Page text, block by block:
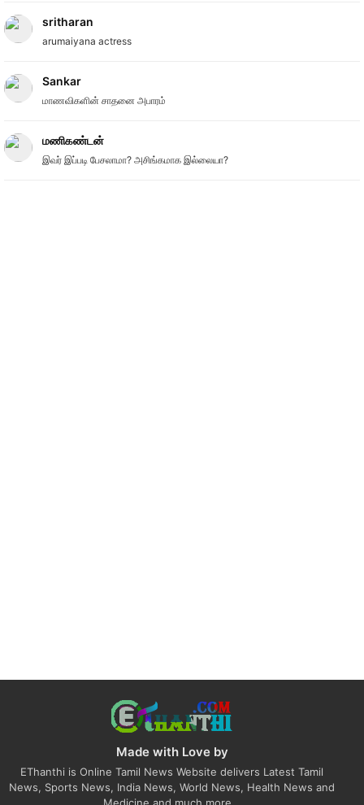
sritharan
arumaiyana actress
Sankar
மாணவிகளின் சாதனை அபாரம்
மணிகண்டன்
இவர் இப்படி பேசலாமா? அசிங்கமாக இல்லையா?
Made with Love by
EThanthi is Online Tamil News Website delivers Latest Tamil
News, Sports News, India News, World News, Health News and